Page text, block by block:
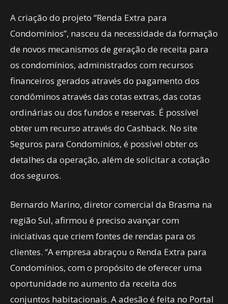
A criação do projeto “Renda Extra para
Condomínios”, nasceu da necessidade da formação
de novos mecanismos de geração de receita para
os condomínios, administrados com recursos
financeiros gerados através do pagamento dos
condôminos através das cotas extras, das cotas
ordinárias ou dos fundos e reservas. É possível
obter um recurso através do Cashback. No site
Seguros para Condomínios, é possível obter os
detalhes da operação, além de solicitar a cotação
dos seguros.
Bernardo Marino, diretor comercial da Brasma na
região Sul, afirmou é preciso avançar com
iniciativas que criem fontes de rendas para os
clientes. “A empresa abraçou o Renda Extra para
Condomínios, com o propósito de oferecer uma
oportunidade no aumento da receita dos
conjuntos habitacionais. A adesão é feita no Portal